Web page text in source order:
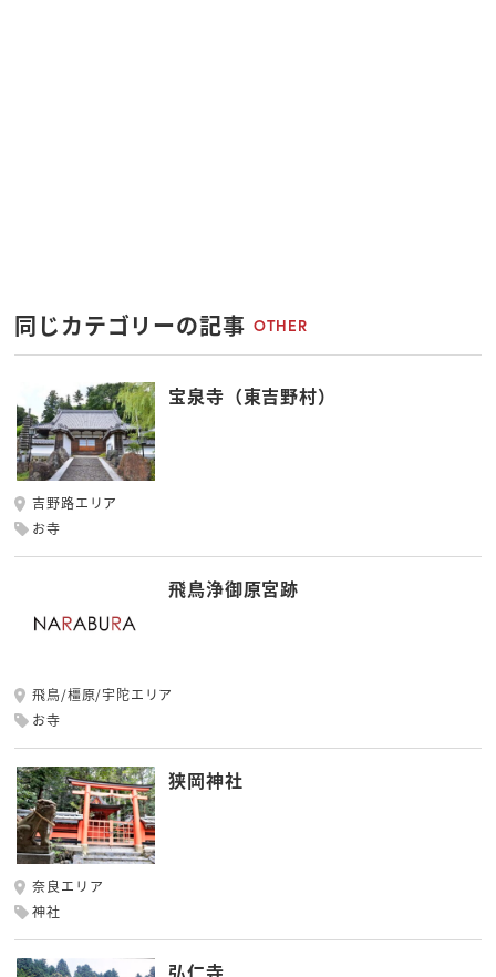
同じカテゴリーの記事 OTHER
宝泉寺（東吉野村）
吉野路エリア
お寺
飛鳥浄御原宮跡
飛鳥/橿原/宇陀エリア
お寺
狭岡神社
奈良エリア
神社